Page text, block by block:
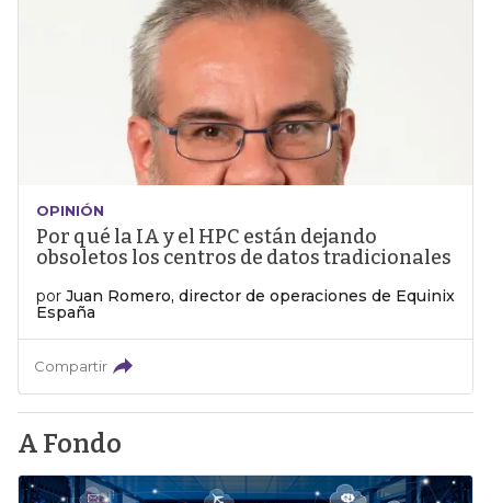
OPINIÓN
Por qué la IA y el HPC están dejando
obsoletos los centros de datos tradicionales
por Juan Romero, director de operaciones de Equinix
España
Compartir
A Fondo